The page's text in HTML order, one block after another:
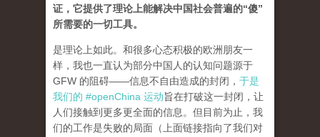
证，它提供了理论上能解决中国社会普遍的“傻”
所需要的一切工具。
是理论上如此。和很多心态积极的欧洲朋友一
样，我也一直认为部分中国人的认知问题源于
GFW 的阻碍——信息不自由造成的封闭， 于是
我们的 #openChina 运动旨在打破这一封闭，让
人们接触到更多更全面的信息。但目前为止，我
们的工作是失败的局面（ 上面链接指向了我们对